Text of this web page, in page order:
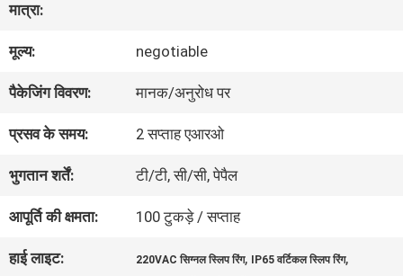
कारखाना
गुणवत्ता
नियंत्रण
मात्रा:
मूल्य: negotiable
पैकेजिंग विवरण: मानक/अनुरोध पर
प्रसव के समय: 2 सप्ताह एआरओ
भुगतान शर्तें: टी/टी, सी/सी, पेपैल
आपूर्ति की क्षमता: 100 टुकड़े / सप्ताह
हाई लाइट: 220VAC सिग्नल स्लिप रिंग, IP65 वर्टिकल स्लिप रिंग,